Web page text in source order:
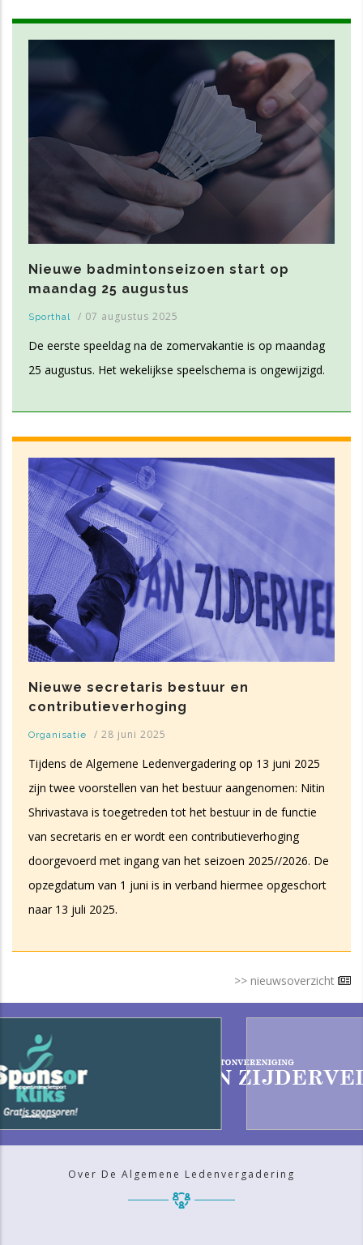
Nieuwe badmintonseizoen start op
maandag 25 augustus
Sporthal / 07 augustus 2025
De eerste speeldag na de zomervakantie is op maandag
25 augustus. Het wekelijkse speelschema is ongewijzigd.
Nieuwe secretaris bestuur en
contributieverhoging
Organisatie / 28 juni 2025
Tijdens de Algemene Ledenvergadering op 13 juni 2025
zijn twee voorstellen van het bestuur aangenomen: Nitin
Shrivastava is toegetreden tot het bestuur in de functie
van secretaris en er wordt een contributieverhoging
doorgevoerd met ingang van het seizoen 2025//2026. De
opzegdatum van 1 juni is in verband hiermee opgeschort
naar 13 juli 2025.
>> nieuwsoverzicht
Over De Algemene Ledenvergadering